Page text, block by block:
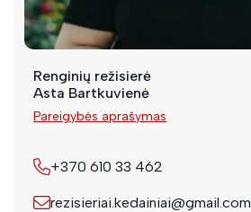
Renginių režisierė
Asta Bartkuvienė
Pareigybės aprašymas
+370 610 33 462
rezisieriai.kedainiai@gmail.com